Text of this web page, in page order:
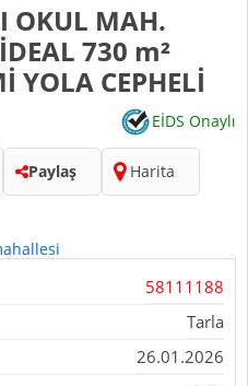
OKUL MAH.
730 m²
YOLA CEPHELİ
EİDS Onaylı
Paylaş Harita
58111188
Tarla
26.01.2026